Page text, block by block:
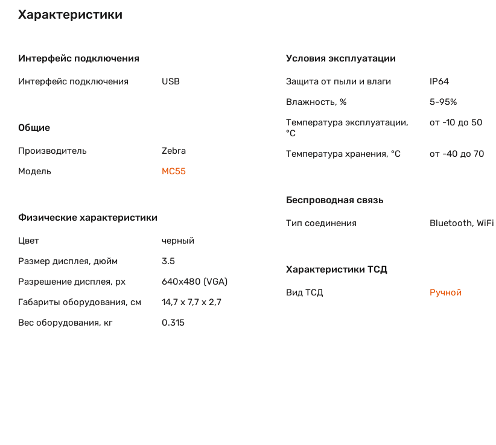
Характеристики
Интерфейс подключения
Интерфейс подключения USB
Общие
Производитель
Zebra
Модель
MC55
Физические характеристики
Цвет
черный
Размер дисплея, дюйм
3.5
Разрешение дисплея, px
640х480 (VGA)
Габариты оборудования, см
14,7 x 7,7 x 2,7
Вес оборудования, кг
0.315
Условия эксплуатации
Защита от пыли и влаги
IP64
Влажность, %
5-95%
Температура эксплуатации,
°C
от -10 до 50
Температура хранения, °C от -40 до 70
Беспроводная связь
Тип соединения Bluetooth, WiFi
Характеристики ТСД
Вид ТСД Ручной